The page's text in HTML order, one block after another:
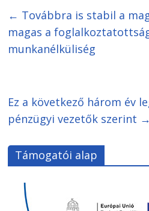
← Továbbra is stabil a
magas a
munkanélküliség
Ez a következő három év
pénzügyi vezetők szerint →
Támogatói alap